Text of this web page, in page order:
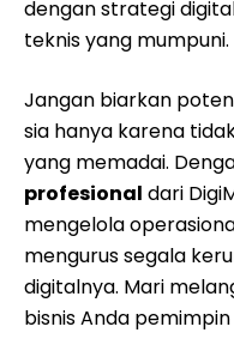
dengan strategi
teknis yang mumpuni.
Jangan biarkan
sia hanya karena
yang memadai.
profesional dari
mengelola
mengurus segala
digitalnya. Mari
bisnis Anda